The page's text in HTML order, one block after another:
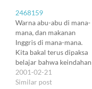
sekarang. Tapi yang jelas
bakal sangat menarik dan
ditunggu adalah tentang
semangat-semangat yang
mendasari pembentukan
BHTV, juga alasan-alasan
di balik IDNIC, dan tentu
yang…
2468159
Warna abu-abu di mana-
mana, dan makanan
Inggris di mana-mana.
Kita bakal terus dipaksa
belajar bahwa keindahan
itu bukan sesuatu yang
diberikan kepada kita, tapi
2001-02-21
Similar post